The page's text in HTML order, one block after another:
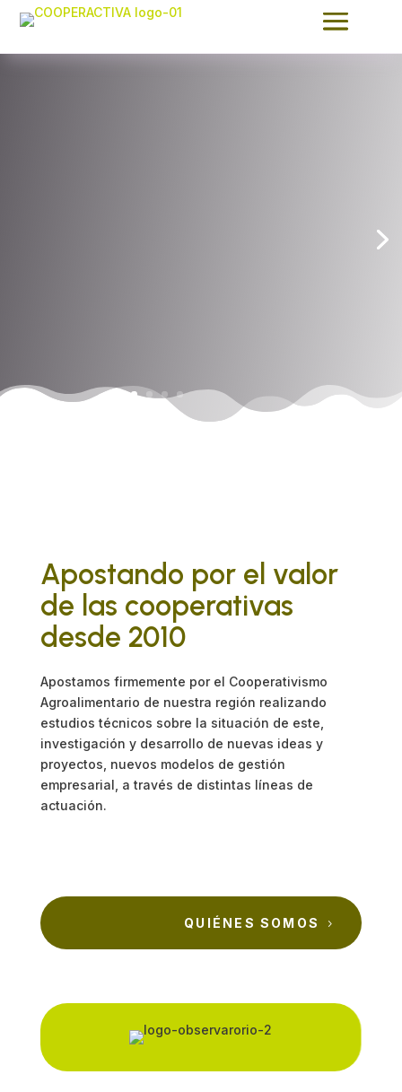
Apostando por el valor
de las cooperativas
desde 2010
Apostamos firmemente por el Cooperativismo
Agroalimentario de nuestra región realizando
estudios técnicos sobre la situación de este,
investigación y desarrollo de nuevas ideas y
proyectos, nuevos modelos de gestión
empresarial, a través de distintas líneas de
actuación.
QUIÉNES SOMOS